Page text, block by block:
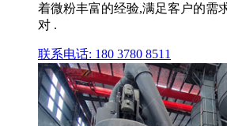
着微粉丰富的经验,满足客户的需
对 .
联系电话: 180 3780 8511